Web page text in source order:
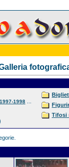
1997-1998
Tifosi